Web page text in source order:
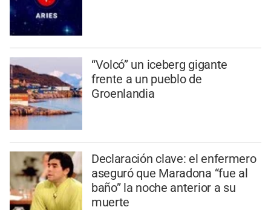
“Volcó” un iceberg gigante
frente a un pueblo de
Groenlandia
Declaración clave: el enfermero
aseguró que Maradona “fue al
baño” la noche anterior a su
muerte